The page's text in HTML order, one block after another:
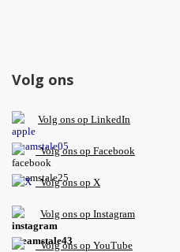
Volg ons
Volg ons op LinkedIn
Volg ons op Facebook
Volg ons op X
Volg ons op Instagram
Volgons op YouTube